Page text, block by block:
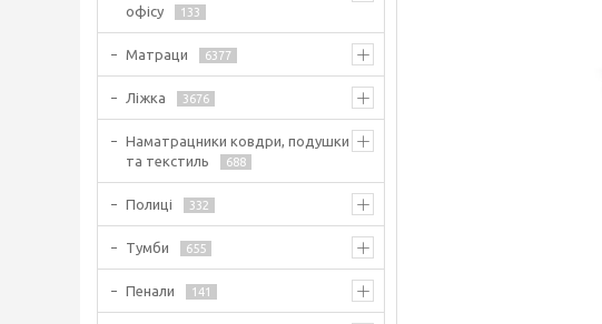
офісу
133
Матраци 6377
Ліжка 3676
Наматрацники ковдри, подушки
та текстиль
688
Полиці 332
Тумби 655
Пенали 141